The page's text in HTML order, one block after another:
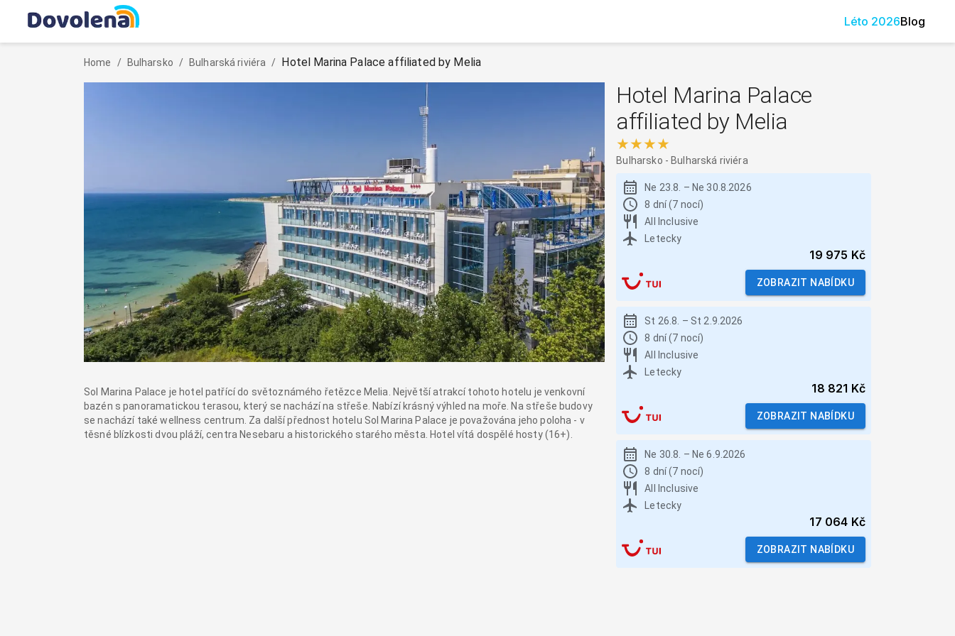
Léto 2026Blog
Home / Bulharsko / Bulharská riviéra / Hotel Marina Palace affiliated by Melia
Sol Marina Palace je hotel patřící do světoznámého řetězce Melia. Největší atrakcí tohoto hotelu je venkovní
bazén s panoramatickou terasou, který se nachází na střeše. Nabízí krásný výhled na moře. Na střeše budovy
se nachází také wellness centrum. Za další přednost hotelu Sol Marina Palace je považována jeho poloha - v
těsné blízkosti dvou pláží, centra Nesebaru a historického starého města. Hotel vítá dospělé hosty (16+).
Hotel Marina Palace
affiliated by Melia
★★★★
Bulharsko - Bulharská riviéra
Ne 23.8. – Ne 30.8.2026
8 dní (7 nocí)
All Inclusive
Letecky
19 975 Kč
ZOBRAZIT NABÍDKU
St 26.8. – St 2.9.2026
8 dní (7 nocí)
All Inclusive
Letecky
18 821 Kč
ZOBRAZIT NABÍDKU
Ne 30.8. – Ne 6.9.2026
8 dní (7 nocí)
All Inclusive
Letecky
17 064 Kč
ZOBRAZIT NABÍDKU